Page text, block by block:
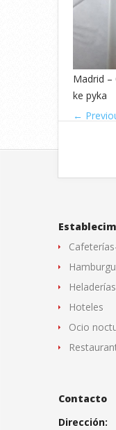
Madrid –
ke pyka
←
Heladerías
Hoteles
Ocio
Contacto
Dirección: